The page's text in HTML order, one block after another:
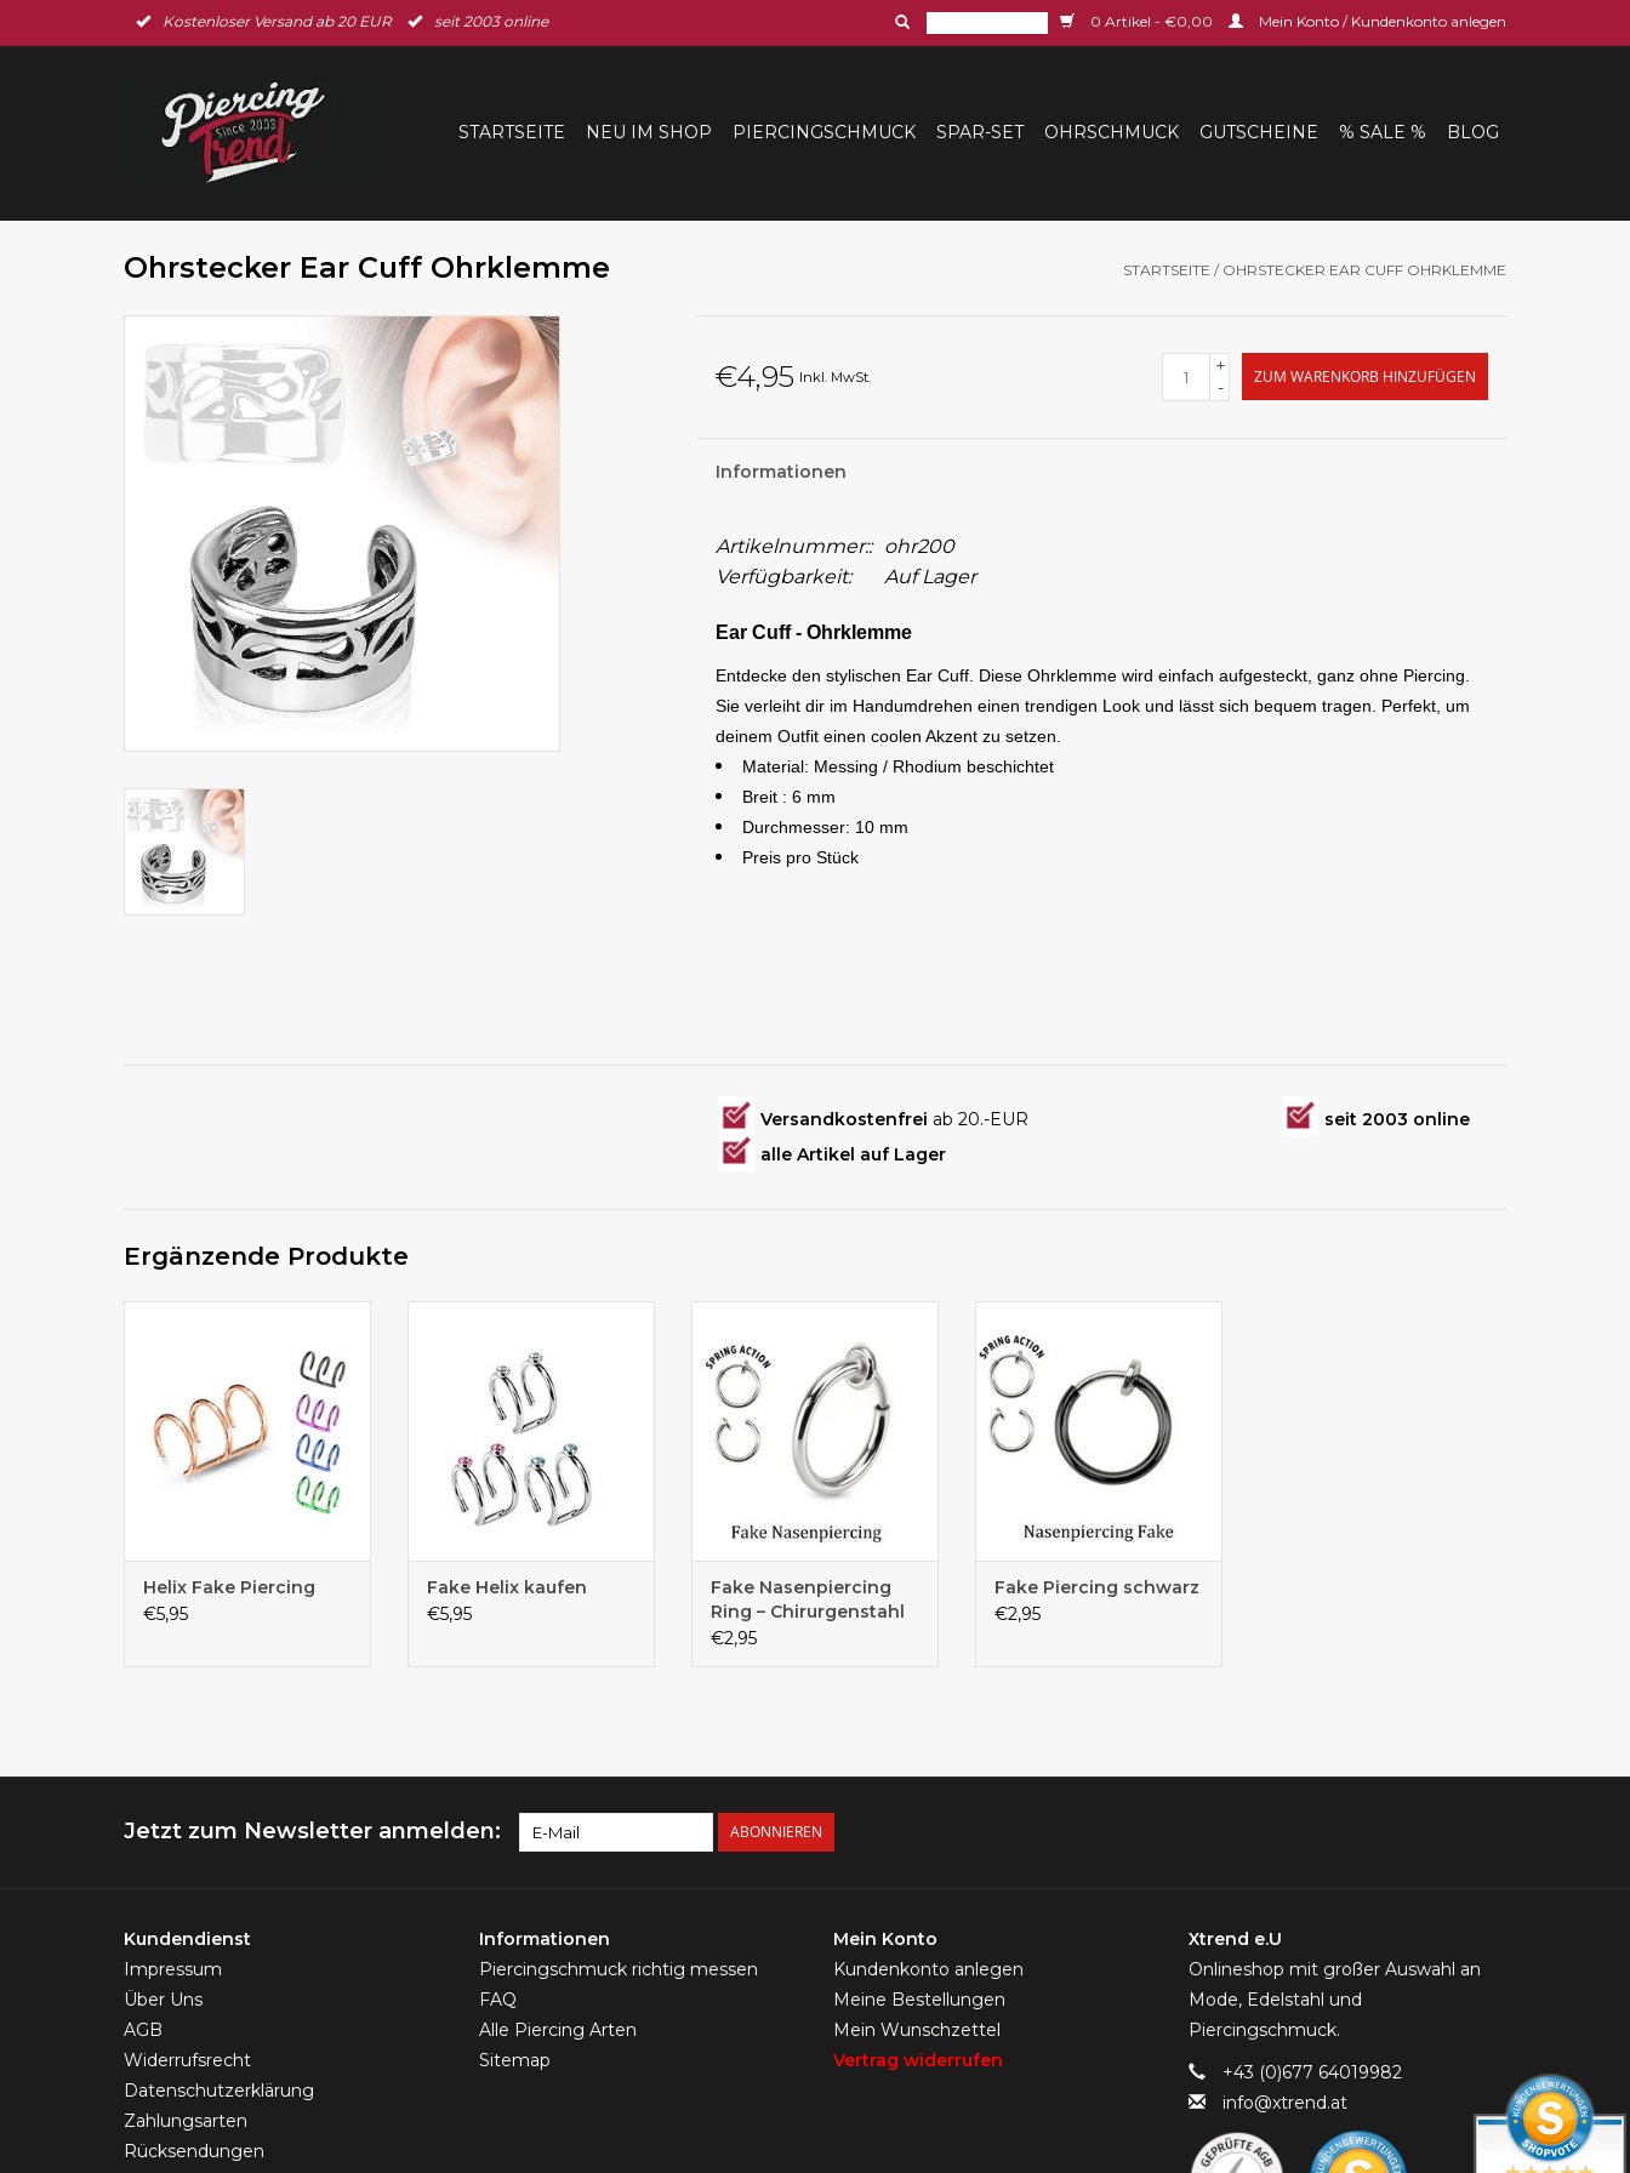
Kostenloser Versand ab 20 EUR seit 2003 online 0 Artikel - €0,00 Mein Konto / Kundenkonto anlegen
STARTSEITE NEU IM SHOP PIERCINGSCHMUCK SPAR-SET OHRSCHMUCK GUTSCHEINE % SALE % BLOG
Ohrstecker Ear Cuff Ohrklemme STARTSEITE / OHRSTECKER EAR CUFF OHRKLEMME
€4,95 Inkl. MwSt.
+
-
ZUM WARENKORB HINZUFÜGEN
Informationen
Artikelnummer::
ohr200
Verfügbarkeit:
Auf Lager
Ear Cuff - Ohrklemme
Entdecke den stylischen Ear Cuff. Diese Ohrklemme wird einfach aufgesteckt, ganz ohne Piercing.
Sie verleiht dir im Handumdrehen einen trendigen Look und lässt sich bequem tragen. Perfekt, um
deinem Outfit einen coolen Akzent zu setzen.
Material: Messing / Rhodium beschichtet
Breit : 6 mm
Durchmesser: 10 mm
Preis pro Stück
Versandkostenfrei ab 20.-EUR
seit 2003 online
alle Artikel auf Lager
Ergänzende Produkte
Helix Fake Piercing
€5,95
Fake Helix kaufen
€5,95
Fake Nasenpiercing
Ring – Chirurgenstahl
316L | Silber | 10 mm |
€2,95
Fake Piercing schwarz
€2,95
Jetzt zum Newsletter anmelden: ABONNIEREN
Kundendienst
Impressum
Über Uns
AGB
Widerrufsrecht
Datenschutzerklärung
Zahlungsarten
Rücksendungen
Informationen
Piercingschmuck richtig messen
FAQ
Alle Piercing Arten
Sitemap
Mein Konto
Kundenkonto anlegen
Meine Bestellungen
Mein Wunschzettel
Vertrag widerrufen
Xtrend e.U
Onlineshop mit großer Auswahl an
Mode, Edelstahl und
Piercingschmuck.
+43 (0)677 64019982
info@xtrend.at